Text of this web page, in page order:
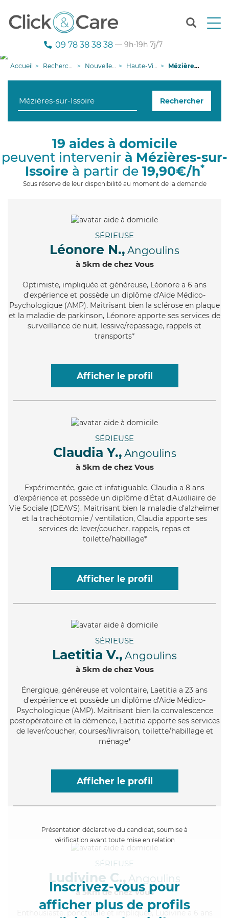
T
n
g
i
09 78 38 38 38 — 9h-19h 7j/7
Accueil Recherche aide à domicile Nouvelle-Aquitaine Haute-Vienne Mézières-sur-Issoire
Rechercher
19 aides à domicile
peuvent intervenir à Mézières-sur-
Issoire à partir de 19,90€/h*
Sous réserve de leur disponibilité au moment de la demande
SÉRIEUSE
Léonore N., Angoulins
à 5km de chez Vous
Optimiste, impliquée et généreuse, Léonore a 6 ans
d'expérience et possède un diplôme d'Aide Médico-
Psychologique (AMP). Maitrisant bien la sclérose en plaque
et la maladie de parkinson, Léonore apporte ses services de
surveillance de nuit, lessive/repassage, rappels et
transports*
Afficher le profil
SÉRIEUSE
Claudia Y., Angoulins
à 5km de chez Vous
Expérimentée, gaie et infatiguable, Claudia a 8 ans
d'expérience et possède un diplôme d'État d'Auxiliaire de
Vie Sociale (DEAVS). Maitrisant bien la maladie d'alzheimer
et la trachéotomie / ventilation, Claudia apporte ses
services de lever/coucher, rappels, repas et
toilette/habillage*
Afficher le profil
SÉRIEUSE
Laetitia V., Angoulins
à 5km de chez Vous
Énergique, généreuse et volontaire, Laetitia a 23 ans
d'expérience et possède un diplôme d'Aide Médico-
Psychologique (AMP). Maitrisant bien la convalescence
postopératoire et la démence, Laetitia apporte ses services
de lever/coucher, courses/livraison, toilette/habillage et
ménage*
Afficher le profil
Présentation déclarative du candidat, soumise à
vérification avant toute mise en relation
Inscrivez-vous pour
afficher plus de profils
SÉRIEUSE
Ludivine C., Angoulins
à 5km de chez Vous
, ponctuelle et impliquée, Ludivine a 6 ans